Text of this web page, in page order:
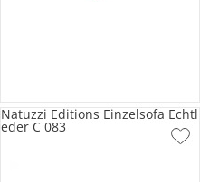
Natuzzi Editions Einzelsofa Echtl
eder C 083